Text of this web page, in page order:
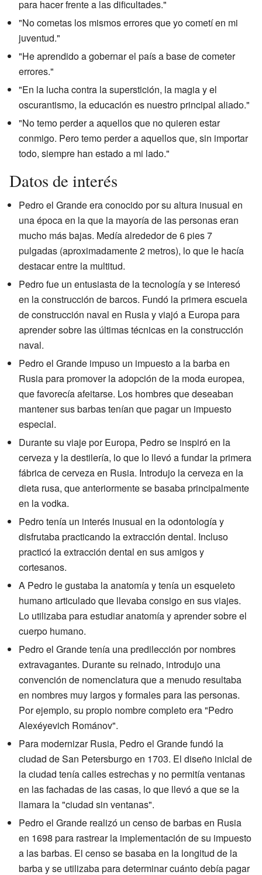
para hacer frente a las dificultades."
"No cometas los mismos errores que yo cometí en mi
juventud."
"He aprendido a gobernar el país a base de cometer
errores."
"En la lucha contra la superstición, la magia y el
oscurantismo, la educación es nuestro principal aliado."
"No temo perder a aquellos que no quieren estar
conmigo. Pero temo perder a aquellos que, sin importar
todo, siempre han estado a mi lado."
Datos de interés
Pedro el Grande era conocido por su altura inusual en
una época en la que la mayoría de las personas eran
mucho más bajas. Medía alrededor de 6 pies 7
pulgadas (aproximadamente 2 metros), lo que le hacía
destacar entre la multitud.
Pedro fue un entusiasta de la tecnología y se interesó
en la construcción de barcos. Fundó la primera escuela
de construcción naval en Rusia y viajó a Europa para
aprender sobre las últimas técnicas en la construcción
naval.
Pedro el Grande impuso un impuesto a la barba en
Rusia para promover la adopción de la moda europea,
que favorecía afeitarse. Los hombres que deseaban
mantener sus barbas tenían que pagar un impuesto
especial.
Durante su viaje por Europa, Pedro se inspiró en la
cerveza y la destilería, lo que lo llevó a fundar la primera
fábrica de cerveza en Rusia. Introdujo la cerveza en la
dieta rusa, que anteriormente se basaba principalmente
en la vodka.
Pedro tenía un interés inusual en la odontología y
disfrutaba practicando la extracción dental. Incluso
practicó la extracción dental en sus amigos y
cortesanos.
A Pedro le gustaba la anatomía y tenía un esqueleto
humano articulado que llevaba consigo en sus viajes.
Lo utilizaba para estudiar anatomía y aprender sobre el
cuerpo humano.
Pedro el Grande tenía una predilección por nombres
extravagantes. Durante su reinado, introdujo una
convención de nomenclatura que a menudo resultaba
en nombres muy largos y formales para las personas.
Por ejemplo, su propio nombre completo era "Pedro
Alexéyevich Románov".
Para modernizar Rusia, Pedro el Grande fundó la
ciudad de San Petersburgo en 1703. El diseño inicial de
la ciudad tenía calles estrechas y no permitía ventanas
en las fachadas de las casas, lo que llevó a que se la
llamara la "ciudad sin ventanas".
Pedro el Grande realizó un censo de barbas en Rusia
en 1698 para rastrear la implementación de su impuesto
a las barbas. El censo se basaba en la longitud de la
barba y se utilizaba para determinar cuánto debía pagar